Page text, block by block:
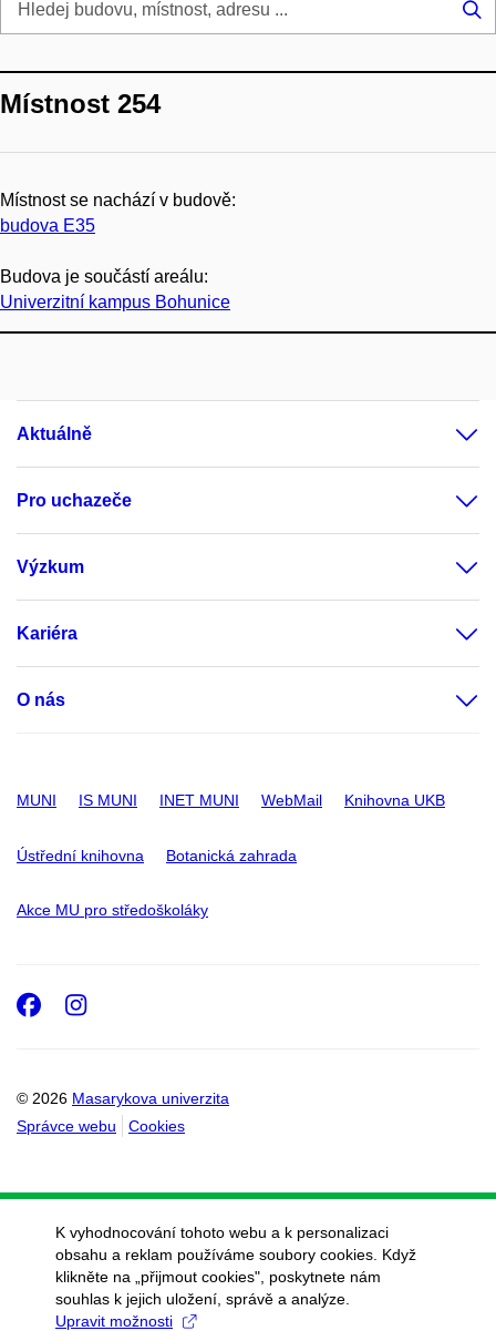
Místnost 254
Místnost se nachází v budově:
budova E35
Budova je součástí areálu:
Univerzitní kampus Bohunice
Aktuálně
Pro uchazeče
Výzkum
Kariéra
O nás
MUNI IS MUNI INET MUNI WebMail Knihovna UKB
Ústřední knihovna Botanická zahrada
Akce MU pro středoškoláky
© 2026 Masarykova univerzita
Správce webu
Cookies
Facebook
Instagram
K vyhodnocování tohoto webu a k personalizaci
obsahu a reklam používáme soubory cookies. Když
klikněte na „přijmout cookies", poskytnete nám
souhlas k jejich uložení, správě a analýze.
Upravit možnosti